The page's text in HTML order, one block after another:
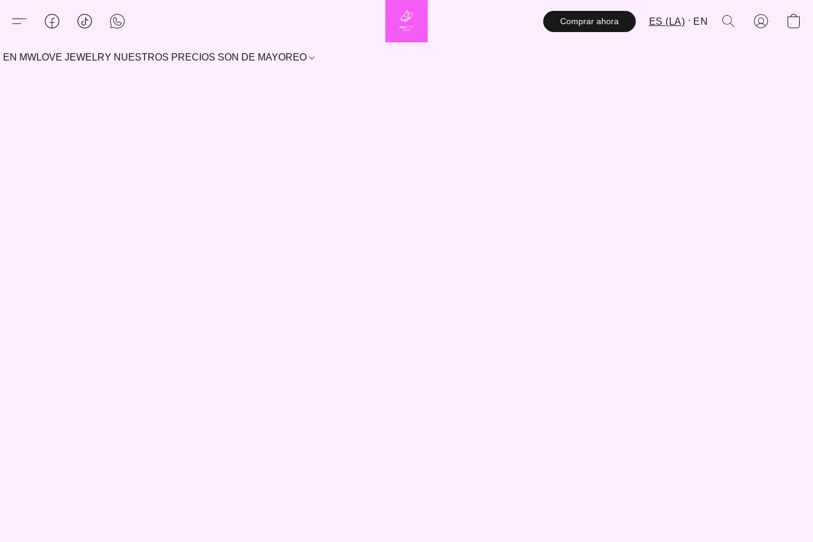
Comprar ahora ES (LA) EN
EN MWLOVE JEWELRY NUESTROS PRECIOS SON DE MAYOREO